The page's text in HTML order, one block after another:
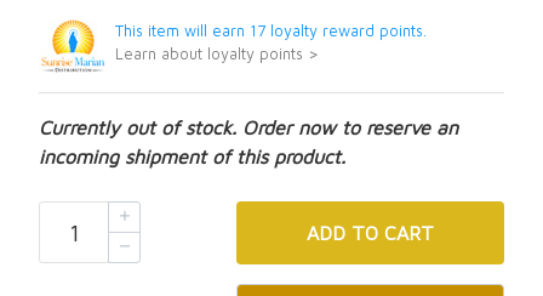
This item will earn 17 loyalty reward points.
Learn about loyalty points >
Currently out of stock. Order now to reserve an
incoming shipment of this product.
ADD TO CART